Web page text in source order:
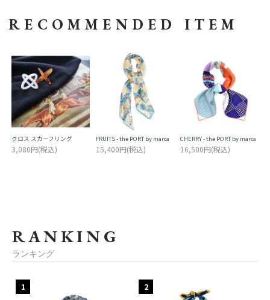
RECOMMENDED ITEM
クロス スカーフリング
3,080円(税込)
FRUITS - the PORT by marca
15,400円(税込)
CHERRY - the PORT by marca
16,500円(税込)
RANKING
ランキング
1 2